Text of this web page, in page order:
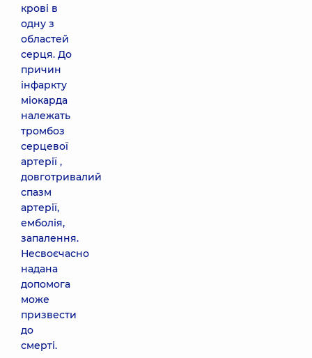
крові в
одну з
областей
серця. До
причин
інфаркту
міокарда
належать
тромбоз
серцевої
артерії ,
довготривалий
спазм
артерії,
емболія,
запалення.
Несвоєчасно
надана
допомога
може
призвести
до
смерті.